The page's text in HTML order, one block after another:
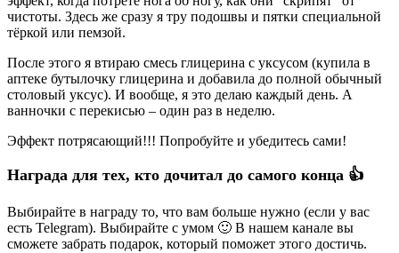
чистоты. Здесь же сразу я тру подошвы и пятки специальной
тёркой или пемзой.
После этого я втираю смесь глицерина с уксусом (купила в
аптеке бутылочку глицерина и добавила до полной обычный
столовый уксус). И вообще, я это делаю каждый день. А
ванночки с перекисью – один раз в неделю.
Эффект потрясающий!!! Попробуйте и убедитесь сами!
Награда для тех, кто дочитал до самого конца 👍
Выбирайте в награду то, что вам больше нужно (если у вас
есть Telegram). Выбирайте с умом 🙂 В нашем канале вы
сможете забрать подарок, который поможет этого достичь.